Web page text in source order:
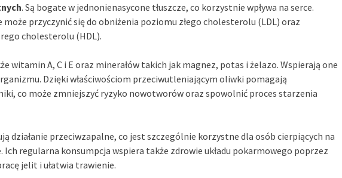
. Są bogate w jednonienasycone tłuszcze, co korzystnie wpływa na serce.
może przyczynić się do obniżenia poziomu złego cholesterolu (LDL) oraz
cholesterolu (HDL).
witamin A, C i E oraz minerałów takich jak magnez, potas i żelazo. Wspierają one
Dzięki właściwościom przeciwutleniającym oliwki pomagają
co może zmniejszyć ryzyko nowotworów oraz spowolnić proces starzenia
działanie przeciwzapalne, co jest szczególnie korzystne dla osób cierpiących na
Ich regularna konsumpcja wspiera także zdrowie układu pokarmowego poprzez
jelit i ułatwia trawienie.